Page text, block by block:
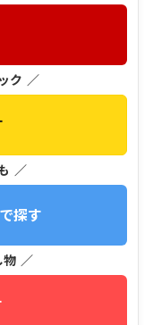
ク ／
／
探す
物 ／